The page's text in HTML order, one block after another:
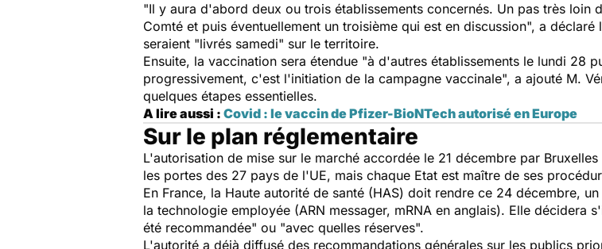
"Il y aura d'abord deux ou trois établissements concernés. Un pas très loin
Comté et puis éventuellement un troisième qui est en discussion", a
seraient "livrés samedi" sur le territoire.
Ensuite, la vaccination sera étendue "à d'autres établissements le lundi 28
progressivement, c'est l'initiation de la campagne vaccinale", a ajouté M.
quelques étapes essentielles.
A lire aussi : Covid : le vaccin de Pfizer-BioNTech autorisé en Europe
Sur le plan réglementaire
L'autorisation de mise sur le marché accordée le 21 décembre par
les portes des 27 pays de l'UE, mais chaque Etat est maître de ses
En France, la Haute autorité de santé (HAS) doit rendre ce 24 décembre,
la technologie employée (ARN messager, mRNA en anglais). Elle
été recommandée" ou "avec quelles réserves".
L'autorité a déjà diffusé des recommandations générales sur les publics